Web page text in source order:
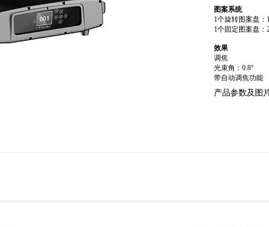
图案系统
1个旋转图案盘
1个固定图案盘
效果
调焦
光束角：0.8°
带自动调焦功能
两两叠加产生不
复位检测设置：
产品参数及图